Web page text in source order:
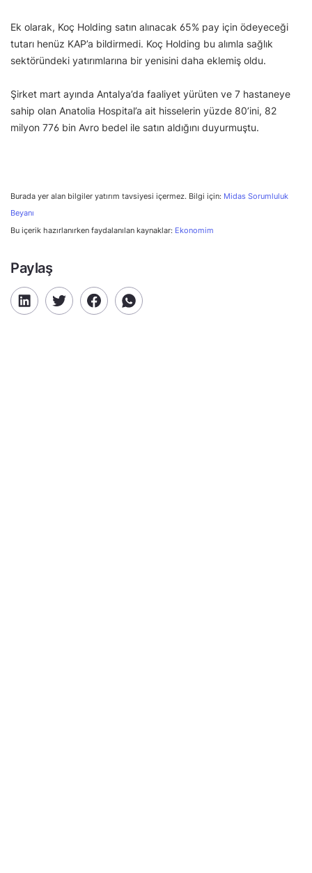
Ek olarak, Koç Holding satın alınacak 65% pay için ödeyeceği
tutarı henüz KAP’a bildirmedi. Koç Holding bu alımla sağlık
sektöründeki yatırımlarına bir yenisini daha eklemiş oldu.
Şirket mart ayında Antalya’da faaliyet yürüten ve 7 hastaneye
sahip olan Anatolia Hospital’a ait hisselerin yüzde 80’ini, 82
milyon 776 bin Avro bedel ile satın aldığını duyurmuştu.
Burada yer alan bilgiler yatırım tavsiyesi içermez. Bilgi için: Midas Sorumluluk
Beyanı
Bu içerik hazırlanırken faydalanılan kaynaklar: Ekonomim
Paylaş